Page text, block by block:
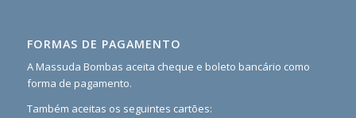
https://benin.groupebgfibank.com/akun-
FORMAS DE PAGAMENTO
A Massuda Bombas aceita cheque e boleto bancário como
forma de pagamento.
Também aceitas os seguintes cartões: